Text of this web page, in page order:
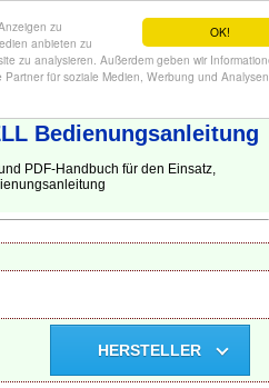
OK!
zu
anbieten zu
zu analysieren. Außerdem geben wir
für soziale Medien, Werbung und Analysen
Sie die deutsche Anleitung!
Bedienungsanleitung
PDF-Handbuch für den Einsatz,
HERSTELLER